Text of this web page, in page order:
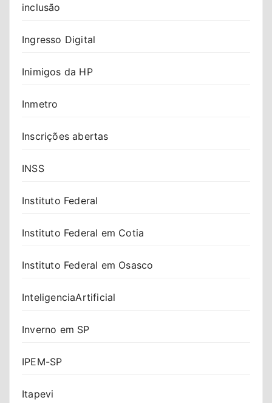
inclusão
Ingresso Digital
Inimigos da HP
Inmetro
Inscrições abertas
INSS
Instituto Federal
Instituto Federal em Cotia
Instituto Federal em Osasco
InteligenciaArtificial
Inverno em SP
IPEM-SP
Itapevi